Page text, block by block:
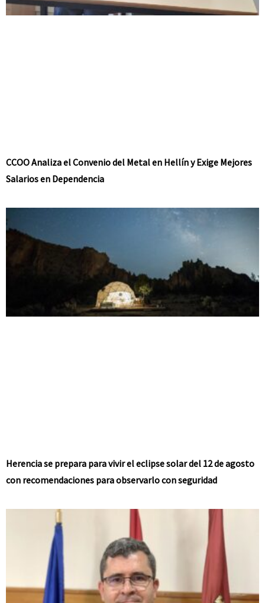
CCOO Analiza el Convenio del Metal en Hellín y Exige Mejores
Salarios en Dependencia
Herencia se prepara para vivir el eclipse solar del 12 de agosto
con recomendaciones para observarlo con seguridad